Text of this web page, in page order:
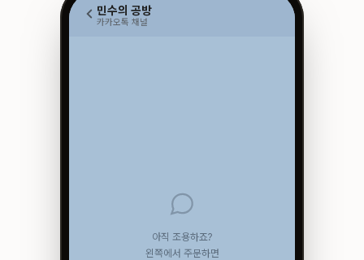
민수의 공방
카카오톡 채널
아직 조용하죠?
왼쪽에서 주문하면